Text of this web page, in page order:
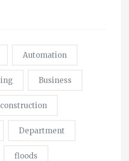
Automation
Business
construction
Department
floods